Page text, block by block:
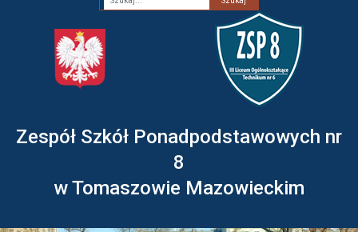
Fraza
Zespół Szkół Ponadpodstawowych nr
8
w Tomaszowie Mazowieckim